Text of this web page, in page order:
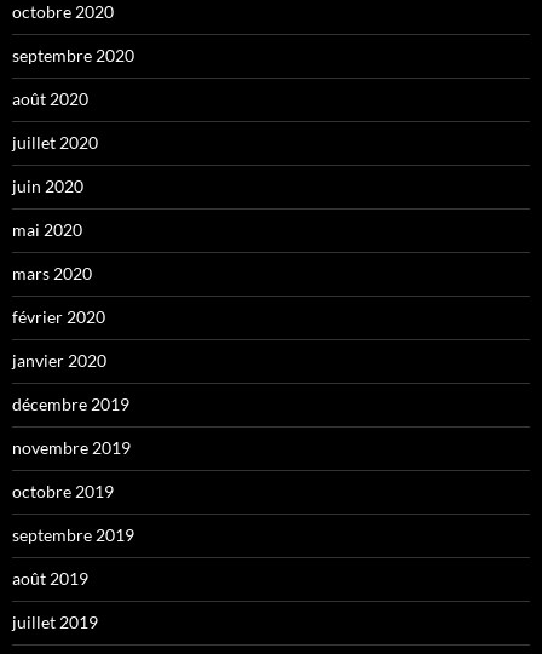
octobre 2020
septembre 2020
août 2020
juillet 2020
juin 2020
mai 2020
mars 2020
février 2020
janvier 2020
décembre 2019
novembre 2019
octobre 2019
septembre 2019
août 2019
juillet 2019